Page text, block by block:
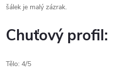
šálek je malý zázrak.
Chuťový profil:
Tělo: 4/5